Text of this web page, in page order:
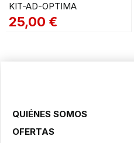
KIT-AD-OPTIMA
25,00 €
QUIÉNES SOMOS
OFERTAS